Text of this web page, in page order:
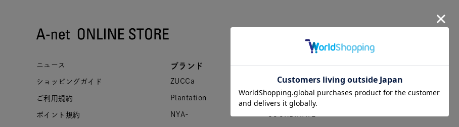
ニュース
ショッピングガイド
ご利用規約
ポイント規約
ブランド
ZUCCa
Plantation
NYA-
カテゴリー
NEW ITEMS
PRE ORDER